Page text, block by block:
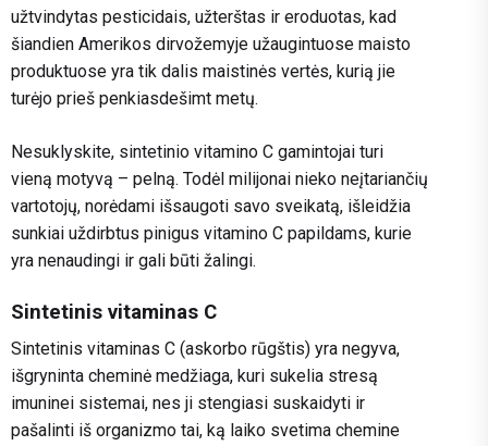
užtvindytas pesticidais, užterštas ir eroduotas, kad
šiandien Amerikos dirvožemyje užaugintuose maisto
produktuose yra tik dalis maistinės vertės, kurią jie
turėjo prieš penkiasdešimt metų.
Nesuklyskite, sintetinio vitamino C gamintojai turi
vieną motyvą – pelną. Todėl milijonai nieko neįtariančių
vartotojų, norėdami išsaugoti savo sveikatą, išleidžia
sunkiai uždirbtus pinigus vitamino C papildams, kurie
yra nenaudingi ir gali būti žalingi.
Sintetinis vitaminas C
Sintetinis vitaminas C (askorbo rūgštis) yra negyva,
išgryninta cheminė medžiaga, kuri sukelia stresą
imuninei sistemai, nes ji stengiasi suskaidyti ir
pašalinti iš organizmo tai, ką laiko svetima chemine